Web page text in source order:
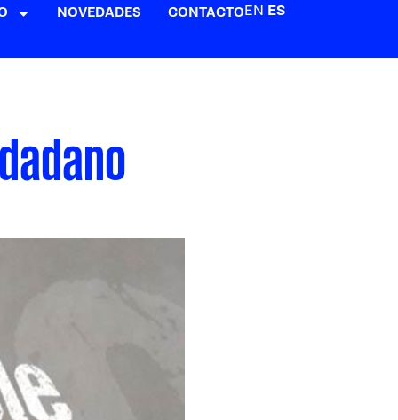
NOVEDADES CONTACTOEN ES